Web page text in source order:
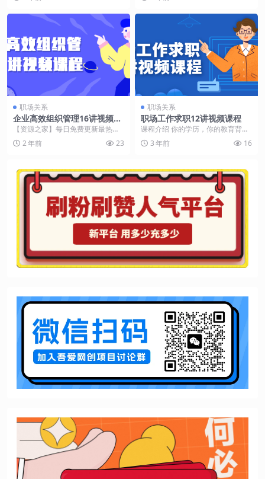
职场关系
企业高效组织管理16讲视频课
程
【资源之家】每日免费更新最热门
的副业项目资源 课程介绍 这是一门
16讲视频课程，...
2 年前 23
职场关系
职场工作求职12讲视频课程
课程介绍 你的学历，你的教育背
景。你的项目经验，你的行业技
能。你的社交资源，你的...
3 年前 16